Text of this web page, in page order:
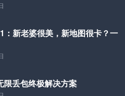
：新老婆很美，新地图很卡？一
限丢包终极解决方案